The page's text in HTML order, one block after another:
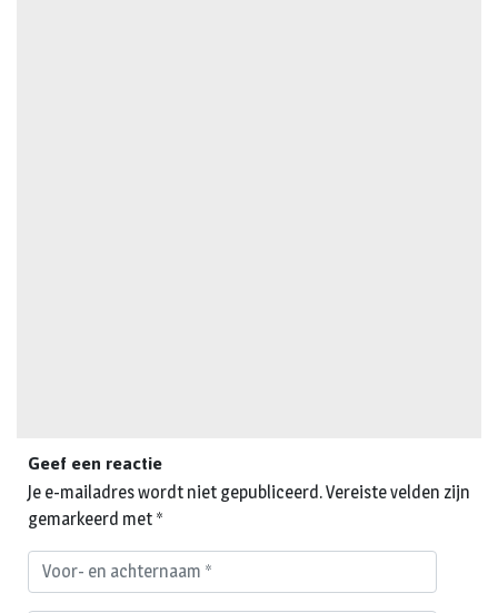
Geef een reactie
Je e-mailadres wordt niet gepubliceerd.Vereiste velden zijn
gemarkeerd met *